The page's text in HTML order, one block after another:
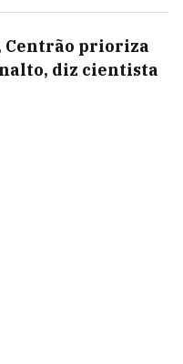
Centrão prioriza
diz cientista